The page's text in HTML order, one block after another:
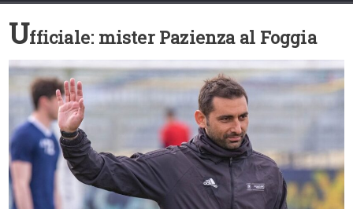
Ufficiale: mister Pazienza al Foggia